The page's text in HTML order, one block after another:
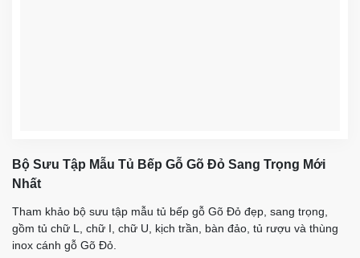
Bộ Sưu Tập Mẫu Tủ Bếp Gỗ Gõ Đỏ Sang Trọng Mới
Nhất
Tham khảo bộ sưu tập mẫu tủ bếp gỗ Gõ Đỏ đẹp, sang trọng,
gồm tủ chữ L, chữ I, chữ U, kịch trần, bàn đảo, tủ rượu và thùng
inox cánh gỗ Gõ Đỏ.